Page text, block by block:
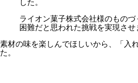
した。
ライオン菓子株式会社様のものづ
困難だと思われた挑戦を実現させ
素材の味を楽しんでほしいから、「入
た。